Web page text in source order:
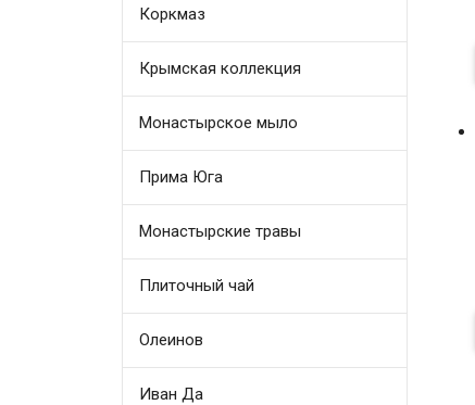
Коркмаз
Крымская коллекция
Монастырское мыло
Прима Юга
Монастырские травы
Плиточный чай
Олеинов
Иван Да